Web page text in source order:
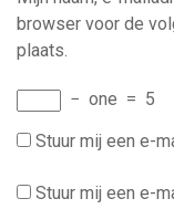
browser voor de
plaats.
− one = 5
Stuur mij een e-
Stuur mij een e-